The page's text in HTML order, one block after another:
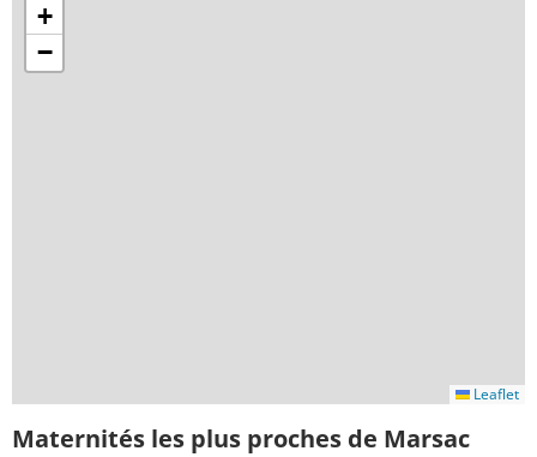
+
−
Leaflet
Maternités les plus proches de Marsac